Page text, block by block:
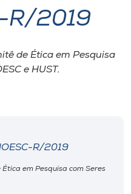
R/2019
de Ética em Pesquisa
e HUST.
R/2019
em Pesquisa com Seres